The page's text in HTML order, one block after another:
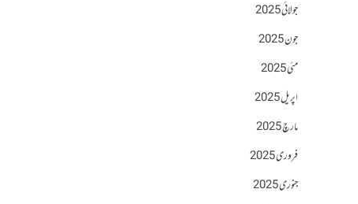
جولائی 2025
جون 2025
مئی 2025
اپریل 2025
مارچ 2025
فروری 2025
جنوری 2025